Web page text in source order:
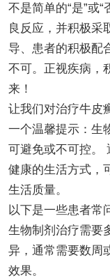
不是简单的“是”或
良反应，并积极采
导、患者的积极配
不可。正视疾病，
来！
让我们对治疗牛皮
一个温馨提示：生
可避免或不可控。
健康的生活方式，
生活质量。
以下是一些患者常
生物制剂治疗需要
异，通常需要数周
效果。